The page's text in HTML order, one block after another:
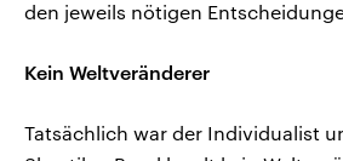
den jeweils nötigen
Kein Weltveränderer
Tatsächlich war der Individualist